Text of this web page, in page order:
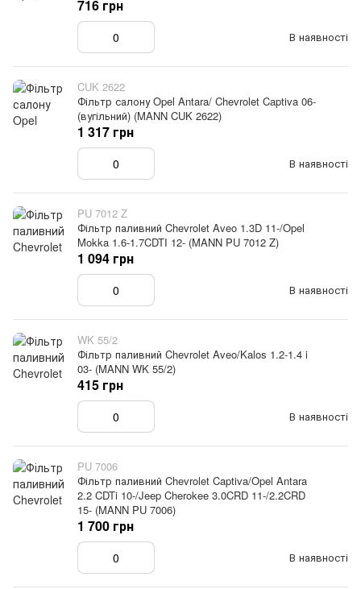
В наявності
716 грн
CUK 2622
Фільтр салону Opel Antara/ Chevrolet Captiva 06-
(вугільний) (MANN CUK 2622)
В наявності
1 317 грн
PU 7012 Z
Фільтр паливний Chevrolet Aveo 1.3D 11-/Opel
Mokka 1.6-1.7CDTI 12- (MANN PU 7012 Z)
В наявності
1 094 грн
WK 55/2
Фільтр паливний Chevrolet Aveo/Kalos 1.2-1.4 i
03- (MANN WK 55/2)
В наявності
415 грн
PU 7006
Фільтр паливний Chevrolet Captiva/Opel Antara
2.2 CDTi 10-/Jeep Cherokee 3.0CRD 11-/2.2CRD
15- (MANN PU 7006)
В наявності
1 700 грн